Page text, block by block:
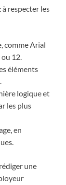
respecter les
comme Arial
12.
éléments
logique et
les plus
en
une